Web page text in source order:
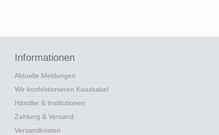
Informationen
Aktuelle Meldungen
Wir konfektionieren Koaxkabel
Händler & Institutionen
Zahlung & Versand
Versandkosten